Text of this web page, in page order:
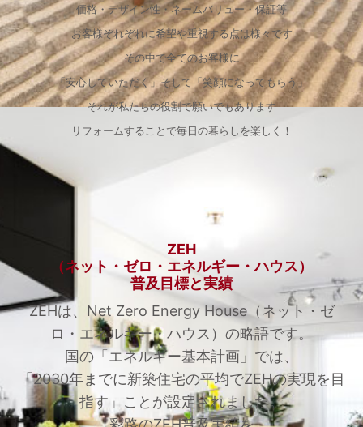
価格・デザイン性・ネームバリュー・保証等
お客様ぞれぞれに希望や重視する点は様々です
その中で全てのお客様に
「安心していただく」そして「笑顔になってもらう」
それが私たちの役割で願いでもあります
リフォームすることで毎日の暮らしを楽しく！
ZEH
（ネット・ゼロ・エネルギー・ハウス）
普及目標と実績
ZEHは、Net Zero Energy House（ネット・ゼ
ロ・エネルギー・ハウス）の略語です。
国の「エネルギー基本計画」では、
「2030年までに新築住宅の平均でZEHの実現を目
指す」ことが設定されました。